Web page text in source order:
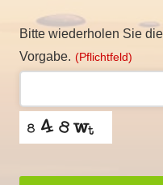
Bitte wiederholen Sie
Vorgabe. (Pflichtfeld)